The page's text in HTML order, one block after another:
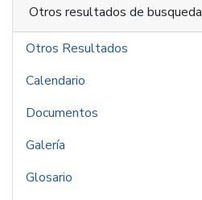
Otros resultados de busqueda
Otros Resultados
Calendario
Documentos
Galería
Glosario